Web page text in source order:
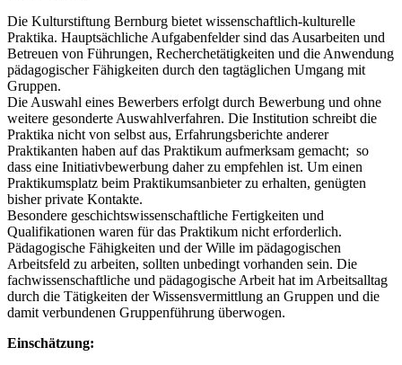
Die Kulturstiftung Bernburg bietet wissenschaftlich-kulturelle
Praktika. Hauptsächliche Aufgabenfelder sind das Ausarbeiten und
Betreuen von Führungen, Recherchetätigkeiten und die Anwendung
pädagogischer Fähigkeiten durch den tagtäglichen Umgang mit
Gruppen.
Die Auswahl eines Bewerbers erfolgt durch Bewerbung und ohne
weitere gesonderte Auswahlverfahren. Die Institution schreibt die
Praktika nicht von selbst aus, Erfahrungsberichte anderer
Praktikanten haben auf das Praktikum aufmerksam gemacht; so
dass eine Initiativbewerbung daher zu empfehlen ist. Um einen
Praktikumsplatz beim Praktikumsanbieter zu erhalten, genügten
bisher private Kontakte.
Besondere geschichtswissenschaftliche Fertigkeiten und
Qualifikationen waren für das Praktikum nicht erforderlich.
Pädagogische Fähigkeiten und der Wille im pädagogischen
Arbeitsfeld zu arbeiten, sollten unbedingt vorhanden sein. Die
fachwissenschaftliche und pädagogische Arbeit hat im Arbeitsalltag
durch die Tätigkeiten der Wissensvermittlung an Gruppen und die
damit verbundenen Gruppenführung überwogen.
Einschätzung: